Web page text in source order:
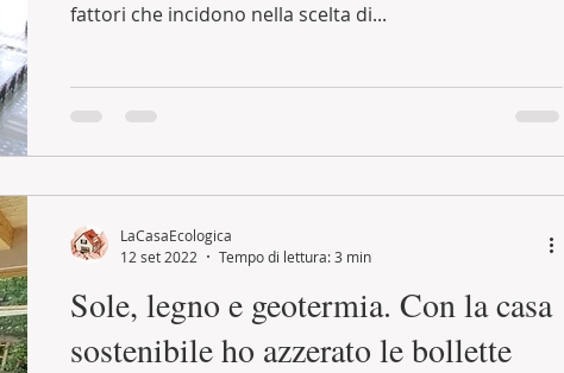
fattori che incidono nella scelta di...
Sole, legno e geotermia. Con la casa
sostenibile ho azzerato le bollette
LaCasaEcologica
12 set 2022
Tempo di lettura: 3 min